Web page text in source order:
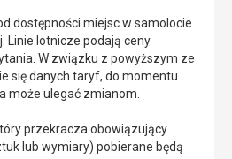
dostępności miejsc w samolocie
Linie lotnicze podają ceny
W związku z powyższym ze
się danych taryf, do momentu
może ulegać zmianom.
przekracza obowiązujący
lub wymiary) pobierane będą